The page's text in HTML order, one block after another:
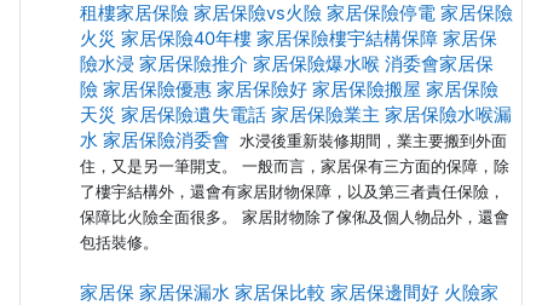
租樓家居保險 家居保險vs火險 家居保險停電 家居保險
火災 家居保險40年樓 家居保險樓宇結構保障 家居保
險水浸 家居保險推介 家居保險爆水喉 消委會家居保
險 家居保險優惠 家居保險好 家居保險搬屋 家居保險
天災 家居保險遺失電話 家居保險業主 家居保險水喉漏
水 家居保險消委會
水浸後重新裝修期間，業主要搬到外面
住，又是另一筆開支。 一般而言，家居保有三方面的保障，除
了樓宇結構外，還會有家居財物保障，以及第三者責任保險，
保障比火險全面很多。 家居財物除了傢俬及個人物品外，還會
包括裝修。
家居保 家居保漏水 家居保比較 家居保邊間好 火險家